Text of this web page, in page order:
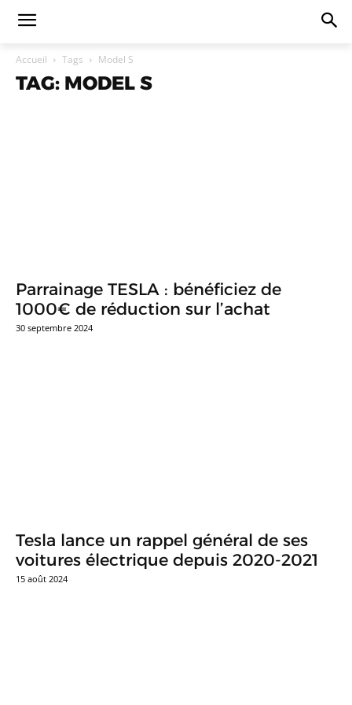
Accueil Tags Model S
TAG: MODEL S
Parrainage TESLA : bénéficiez de
1000€ de réduction sur l’achat
30 septembre 2024
Tesla lance un rappel général de ses
voitures électrique depuis 2020-2021
15 août 2024